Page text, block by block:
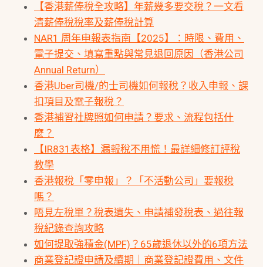
【香港薪俸稅全攻略】年薪幾多要交稅？一文看
清薪俸稅稅率及薪俸稅計算
NAR1 周年申報表指南【2025】：時限、費用、
電子提交、填寫重點與常見退回原因（香港公司
Annual Return）
香港Uber司機/的士司機如何報稅？收入申報、課
扣項目及電子報稅？
香港補習社牌照如何申請？要求、流程包括什
麼？
【IR831表格】漏報稅不用慌！最詳細修訂評稅
教學
香港報稅「零申報」？「不活動公司」要報稅
嗎？
唔見左稅單？稅表遺失、申請補發稅表、過往報
稅紀錄查詢攻略
如何提取強積金(MPF)？65歲退休以外的6項方法
商業登記證申請及續期｜商業登記證費用、文件